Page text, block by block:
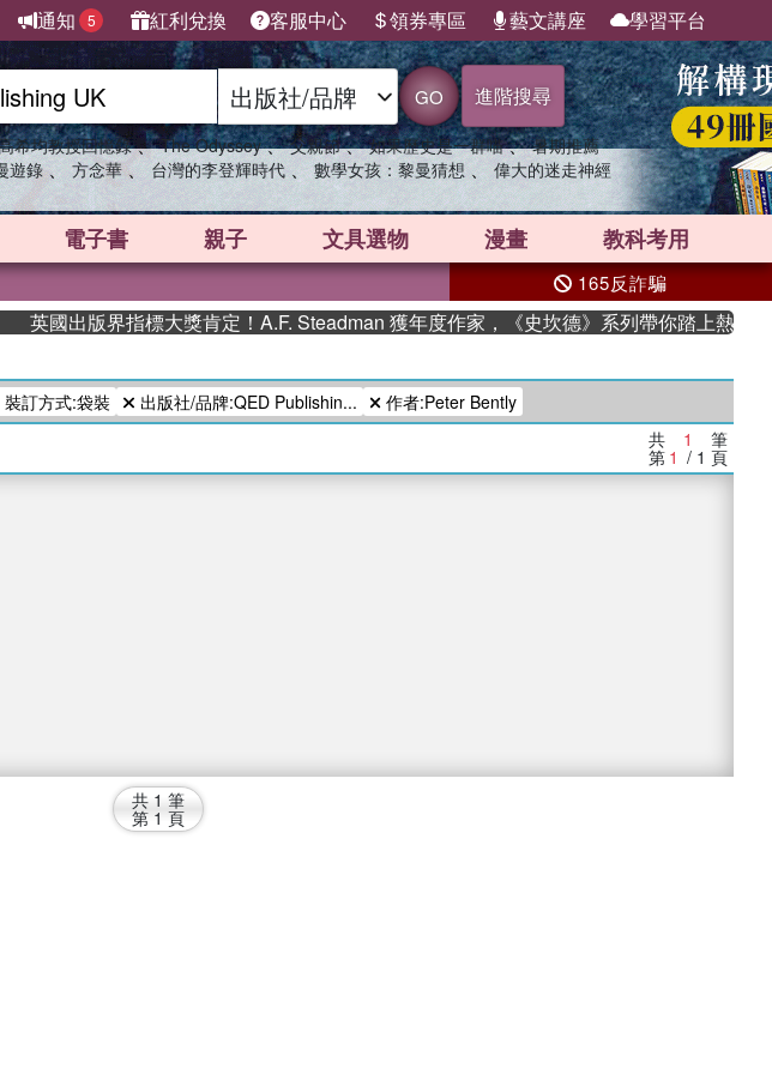
通知 5 紅利兌換 客服中心 領券專區 藝文講座 學習平台
GO 進階搜尋
希均教授回憶錄 、 The Odyssey 、 父親節 、 如果歷史是一群喵 、 暑期推薦
遊錄 、 方念華 、 台灣的李登輝時代 、 數學女孩：黎曼猜想 、 偉大的迷走神經
電子書 親子 文具選物 漫畫 教科考用
165反詐騙
英國出版界指標大獎肯定！A.F. Steadman 獲年度作家，《史坎德》系列帶你踏上熱血奇幻
裝訂方式:袋裝 出版社/品牌:QED Publishin... 作者:Peter Bently
共 1 筆
第 1 / 1 頁
共 1 筆
第 1 頁